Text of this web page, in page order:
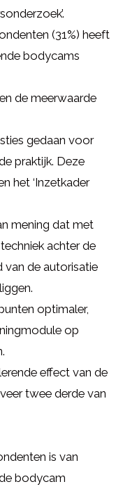
(31%) heeft
bodycams
de meerwaarde
gedaan voor
praktijk. Deze
het ‘Inzetkader
mening dat met
achter de
de autorisatie
optimaler,
op
effect van de
twee derde van
is van
bodycam